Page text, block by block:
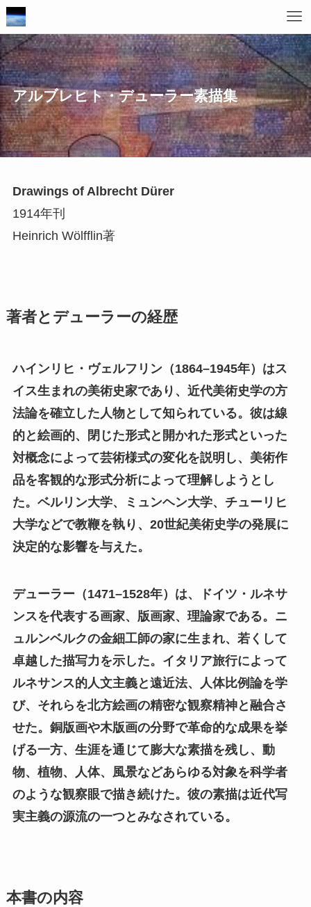
アルブレヒト・デューラー素描集
Drawings of Albrecht Dürer
1914年刊
Heinrich Wölfflin著
著者とデューラーの経歴
ハインリヒ・ヴェルフリン（1864–1945年）はス
イス生まれの美術史家であり、近代美術史学の方
法論を確立した人物として知られている。彼は線
的と絵画的、閉じた形式と開かれた形式といった
対概念によって芸術様式の変化を説明し、美術作
品を客観的な形式分析によって理解しようとし
た。ベルリン大学、ミュンヘン大学、チューリヒ
大学などで教鞭を執り、20世紀美術史学の発展に
決定的な影響を与えた。
デューラー（1471–1528年）は、ドイツ・ルネサ
ンスを代表する画家、版画家、理論家である。ニ
ュルンベルクの金細工師の家に生まれ、若くして
卓越した描写力を示した。イタリア旅行によって
ルネサンス的人文主義と遠近法、人体比例論を学
び、それらを北方絵画の精密な観察精神と融合さ
せた。銅版画や木版画の分野で革命的な成果を挙
げる一方、生涯を通じて膨大な素描を残し、動
物、植物、人体、風景などあらゆる対象を科学者
のような観察眼で描き続けた。彼の素描は近代写
実主義の源流の一つとみなされている。
本書の内容